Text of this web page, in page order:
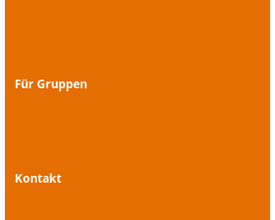
Für Gruppen
Kontakt